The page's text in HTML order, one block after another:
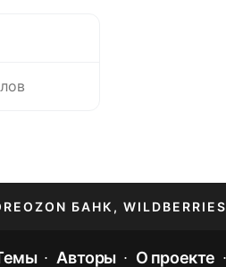
OZON БАНК, WILDBERRIES
Авторы О проекте